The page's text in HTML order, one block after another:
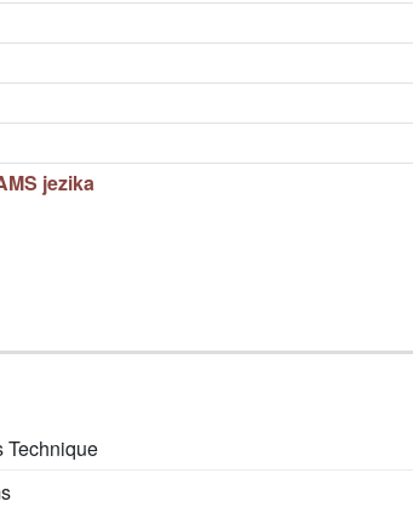
jezika
Technique